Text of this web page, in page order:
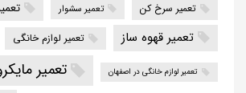
تعمیر سرخ کن تعمیر سشوار
تعمیر قهوه ساز تعمیر لوازم خانگی
تعمیر لوازم خانگی در اصفهان تعمیر